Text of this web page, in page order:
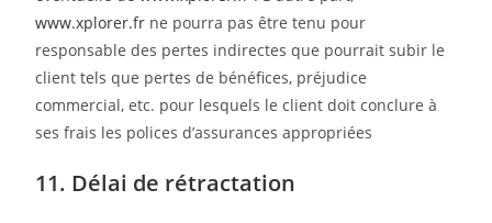
www.xplorer.fr ne pourra pas être tenu pour
responsable des pertes indirectes que pourrait subir le
client tels que pertes de bénéfices, préjudice
commercial, etc. pour lesquels le client doit conclure à
ses frais les polices d’assurances appropriées
11. Délai de rétractation